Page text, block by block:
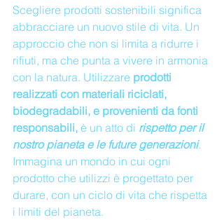
Scegliere prodotti sostenibili significa
abbracciare un nuovo stile di vita. Un
approccio che non si limita a ridurre i
rifiuti, ma che punta a vivere in armonia
con la natura. Utilizzare prodotti
realizzati con materiali riciclati,
biodegradabili, e provenienti da fonti
responsabili, è un atto di rispetto per il
nostro pianeta e le future generazioni.
Immagina un mondo in cui ogni
prodotto che utilizzi è progettato per
durare, con un ciclo di vita che rispetta
i limiti del pianeta.